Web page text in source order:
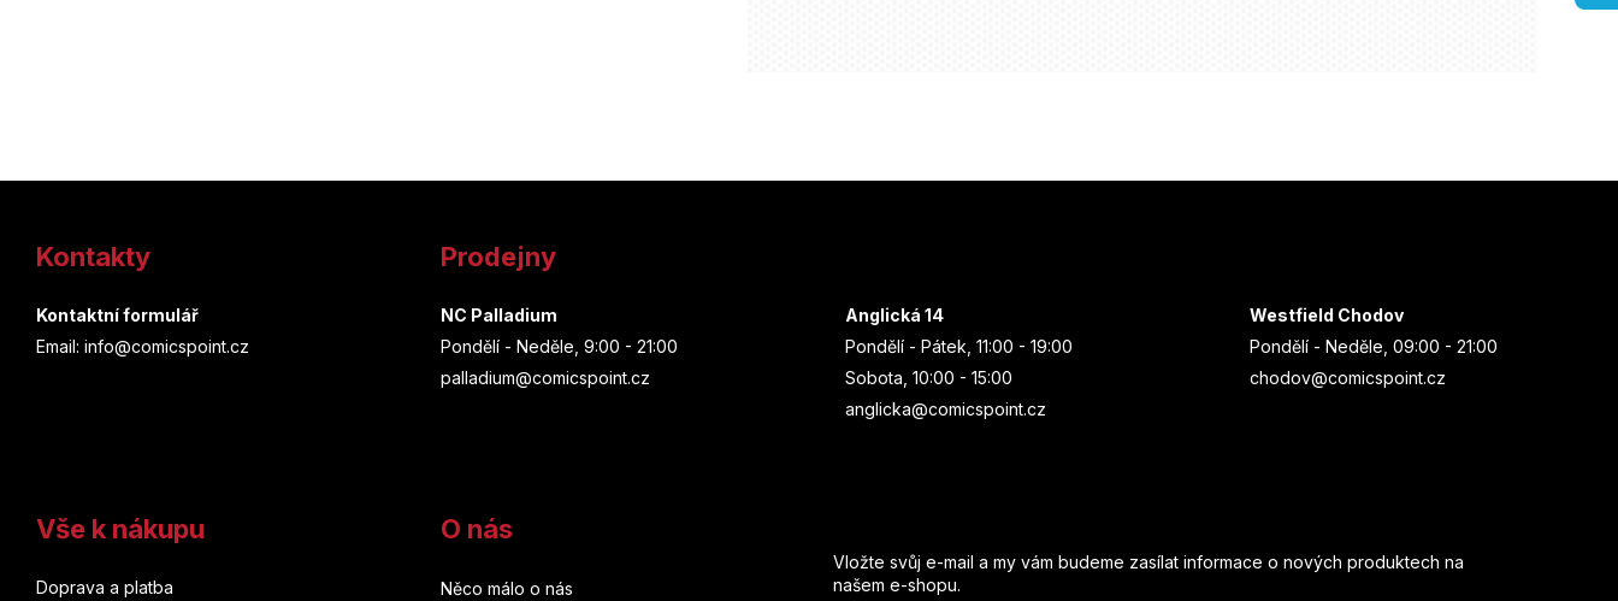
Kontakty
Kontaktní formulář
Email: info@comicspoint.cz
Prodejny
NC Palladium
Pondělí - Neděle, 9:00 - 21:00
palladium@comicspoint.cz
Anglická 14
Pondělí - Pátek, 11:00 - 19:00
Sobota, 10:00 - 15:00
anglicka@comicspoint.cz
Westfield Chodov
Pondělí - Neděle, 09:00 - 21:00
chodov@comicspoint.cz
Vše k nákupu
Doprava a platba
O nás
Něco málo o nás
Vložte svůj e-mail a my vám budeme zasílat informace o nových produktech na
našem e-shopu.